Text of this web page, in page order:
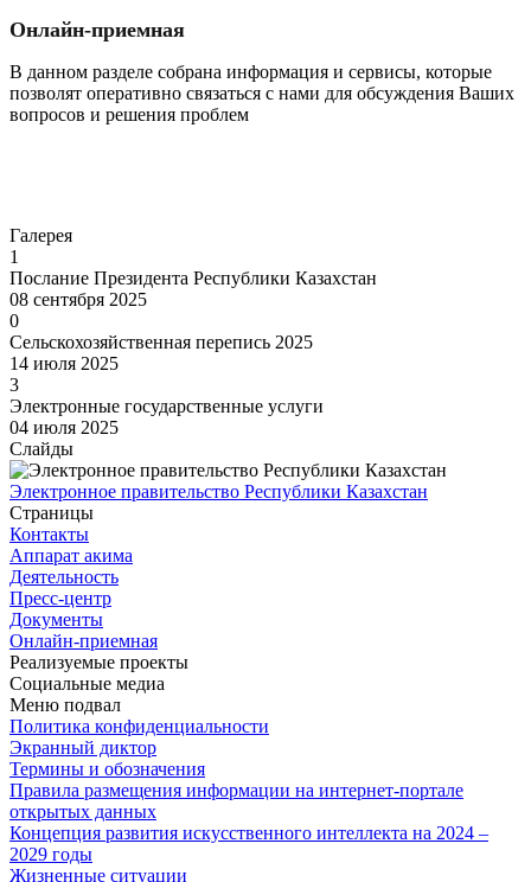
Онлайн-приемная
В данном разделе собрана информация и сервисы, которые
позволят оперативно связаться с нами для обсуждения Ваших
вопросов и решения проблем
Галерея
1
Послание Президента Республики Казахстан
08 сентября 2025
0
Сельскохозяйственная перепись 2025
14 июля 2025
3
Электронные государственные услуги
04 июля 2025
Слайды
Электронное правительство Республики Казахстан
Страницы
Контакты
Аппарат акима
Деятельность
Пресс-центр
Документы
Онлайн-приемная
Реализуемые проекты
Социальные медиа
Меню подвал
Политика конфиденциальности
Экранный диктор
Термины и обозначения
Правила размещения информации на интернет-портале
открытых данных
Концепция развития искусственного интеллекта на 2024 –
2029 годы
Жизненные ситуации